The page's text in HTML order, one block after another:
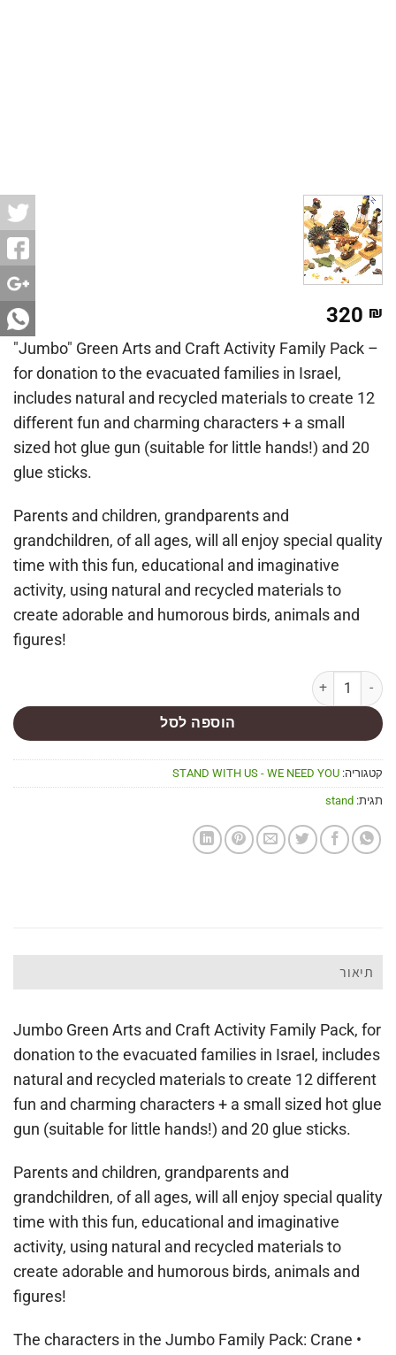
320 ₪
"Jumbo" Green Arts and Craft Activity Family Pack –
for donation to the evacuated families in Israel,
includes natural and recycled materials to create 12
different fun and charming characters + a small
sized hot glue gun (suitable for little hands!) and 20
glue sticks.
Parents and children, grandparents and
grandchildren, of all ages, will all enjoy special quality
time with this fun, educational and imaginative
activity, using natural and recycled materials to
create adorable and humorous birds, animals and
figures!
הוספה לסל
קטגוריה: STAND WITH US - WE NEED YOU
תגית: stand
תיאור
Jumbo Green Arts and Craft Activity Family Pack, for
donation to the evacuated families in Israel, includes
natural and recycled materials to create 12 different
fun and charming characters + a small sized hot glue
gun (suitable for little hands!) and 20 glue sticks.
Parents and children, grandparents and
grandchildren, of all ages, will all enjoy special quality
time with this fun, educational and imaginative
activity, using natural and recycled materials to
create adorable and humorous birds, animals and
figures!
The characters in the Jumbo Family Pack: Crane •